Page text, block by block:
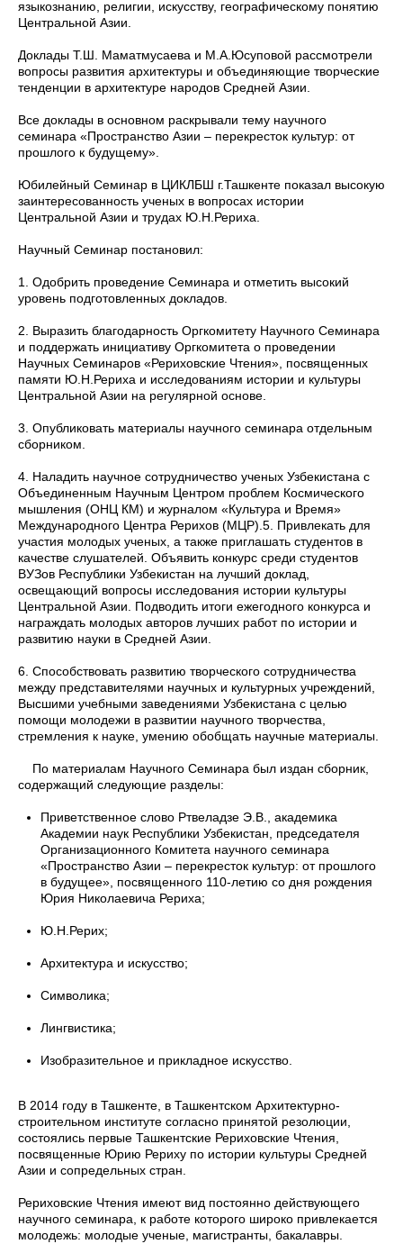
языкознанию, религии, искусству, географическому понятию
Центральной Азии.
Доклады Т.Ш. Маматмусаева и М.А.Юсуповой рассмотрели
вопросы развития архитектуры и объединяющие творческие
тенденции в архитектуре народов Средней Азии.
Все доклады в основном раскрывали тему научного
семинара «Пространство Азии – перекресток культур: от
прошлого к будущему».
Юбилейный Семинар в ЦИКЛБШ г.Ташкенте показал высокую
заинтересованность ученых в вопросах истории
Центральной Азии и трудах Ю.Н.Рериха.
Научный Семинар постановил:
1. Одобрить проведение Семинара и отметить высокий
уровень подготовленных докладов.
2. Выразить благодарность Оргкомитету Научного Семинара
и поддержать инициативу Оргкомитета о проведении
Научных Семинаров «Рериховские Чтения», посвященных
памяти Ю.Н.Рериха и исследованиям истории и культуры
Центральной Азии на регулярной основе.
3. Опубликовать материалы научного семинара отдельным
сборником.
4. Наладить научное сотрудничество ученых Узбекистана c
Объединенным Научным Центром проблем Космического
мышления (ОНЦ КМ) и журналом «Культура и Время»
Международного Центра Рерихов (МЦР).5. Привлекать для
участия молодых ученых, а также приглашать студентов в
качестве слушателей. Объявить конкурс среди студентов
ВУЗов Республики Узбекистан на лучший доклад,
освещающий вопросы исследования истории культуры
Центральной Азии. Подводить итоги ежегодного конкурса и
награждать молодых авторов лучших работ по истории и
развитию науки в Средней Азии.
6. Способствовать развитию творческого сотрудничества
между представителями научных и культурных учреждений,
Высшими учебными заведениями Узбекистана с целью
помощи молодежи в развитии научного творчества,
стремления к науке, умению обобщать научные материалы.
По материалам Научного Семинара был издан сборник,
содержащий следующие разделы:
Приветственное слово Ртвеладзе Э.В., академика
Академии наук Республики Узбекистан, председателя
Организационного Комитета научного семинара
«Пространство Азии – перекресток культур: от прошлого
в будущее», посвященного 110-летию со дня рождения
Юрия Николаевича Рериха;
Ю.Н.Рерих;
Архитектура и искусство;
Символика;
Лингвистика;
Изобразительное и прикладное искусство.
В 2014 году в Ташкенте, в Ташкентском Архитектурно-
строительном институте согласно принятой резолюции,
состоялись первые Ташкентские Рериховские Чтения,
посвященные Юрию Рериху по истории культуры Средней
Азии и сопредельных стран.
Рериховские Чтения имеют вид постоянно действующего
научного семинара, к работе которого широко привлекается
молодежь: молодые ученые, магистранты, бакалавры.